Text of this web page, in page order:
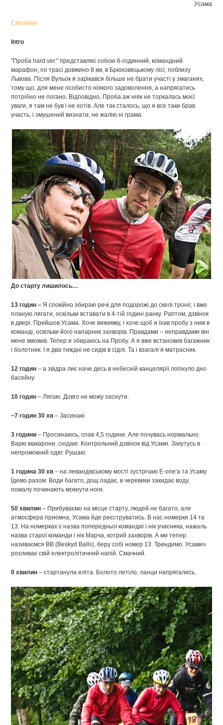
Усама
Світлини
Intro
"Проба hard ver." представляє собою 6-годинний, командний
марафон, по трасі довжино 8 км, в Брюховецькому лісі, поблизу
Львова. Після Вульок я зарікався більше не брати участі у змаганях,
тому що, для мене особисто ніякого задоволення, а напрягатись
потрібно не погано. Відповідно, Проба аж ніяк не торкалась моєї
уваги, я там не був і не хотів. Але так сталось, що я все таки брав
участь, і змушений визнати, не жалію ні грама.
До старту лишилось…
13 годин –Я спокійно збираю речі для подорожі до скелі троніг, і вже
планую лягати, оскільки вставати в 4-тій годині ранку. Раптом, дзвінок
в двері. Прийшов Усама. Хоче вижимку, і хоче щоб я їхав пробу з ним в
команді, оскільки його напарник захворів. Правдами – неправдами він
мене вмовив. Тепер я збираюсь на Пробу. А я вже встановив багажник
і болотник. І я два тиждні не сидів в сідлі. Та і взагалі я матрасник.
12 годин – а звідра лиє наче десь в небесній канцелярії лопнуло дно
басейну.
10 годин – Лягаю. Довго не можу заснути.
~7 годин 30 хв – Засинаю
3 години – Просинаюсь, спав 4,5 години. Але почувась нормально.
Варю макарони, снідаю. Контрольний дзвінок від Усами. Закутусь в
непромокний одяг. Рушаю.
1 година 30 хв – на левандівському мості зустрічаю E-one'a та Усаму.
Їдемо разом. Води багато, дощ падає, в черевики закидає воду,
помалу починають мокнути ноги.
50 хвилин – Прибуваємо на місце старту, людей не багато, але
атмосфера приємна, Усама йде реєструватись. В нас номерки 14 та
13. На номерках є назва попередньої командиі і нік учасника, нажаль
назва старої команди і нік Марча, котрий захворів. А ми тепер
називаємся BB (Beskyd Balls), беру собі номер 13. Триндимо. Усамич
розливає свій електролітичний напій. Смачний.
0 хвилин – стартанула еліта. Болото летіло, ланци напрягались..